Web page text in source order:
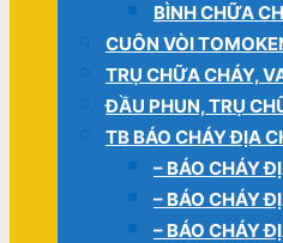
BÌNH CHỮA
CUÔN VÒI
TRỤ CHỮA CHÁY,
ĐẦU PHUN, TRỤ
TB BÁO CHÁY ĐỊA
– BÁO CHÁY
– BÁO CHÁY
– BÁO CHÁY